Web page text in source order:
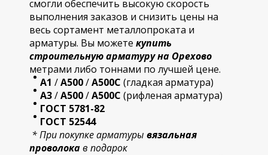
смогли обеспечить высокую скорость
выполнения заказов и снизить цены на
весь сортамент металлопроката и
арматуры. Вы можете купить
строительнуюарматуру на Орехово
метрами либо тоннами по лучшей цене.
А1 /А500/А500С (гладкая арматура)
А3/А500/А500С (рифленая арматура)
ГОСТ 5781-82
ГОСТ 52544
* При покупке арматуры вязальная
проволокав подарок